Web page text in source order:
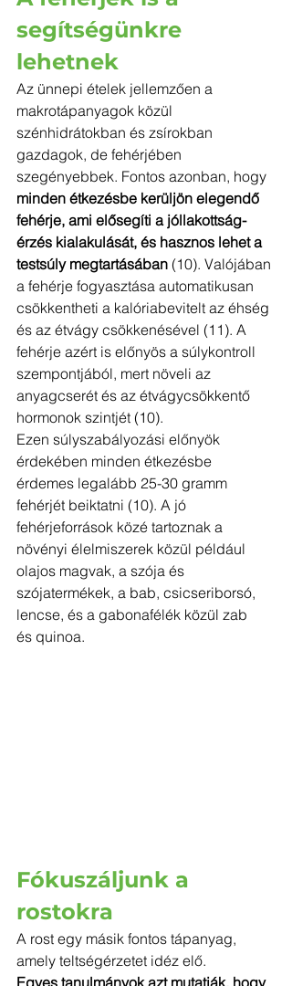
segítségünkre
lehetnek
Az ünnepi ételek jellemzően a
makrotápanyagok közül
szénhidrátokban és zsírokban
gazdagok, de fehérjében
szegényebbek. Fontos azonban, hogy
minden étkezésbe kerüljön elegendő
fehérje, ami elősegíti a jóllakottság-
érzés kialakulását, és hasznos lehet a
testsúly megtartásában (10). Valójában
a fehérje fogyasztása automatikusan
csökkentheti a kalóriabevitelt az éhség
és az étvágy csökkenésével (11). A
fehérje azért is előnyös a súlykontroll
szempontjából, mert növeli az
anyagcserét és az étvágycsökkentő
hormonok szintjét (10).
Ezen súlyszabályozási előnyök
érdekében minden étkezésbe
érdemes legalább 25-30 gramm
fehérjét beiktatni (10). A jó
fehérjeforrások közé tartoznak a
növényi élelmiszerek közül például
olajos magvak, a szója és
szójatermékek, a bab, csicseriborsó,
lencse, és a gabonafélék közül zab
és quinoa.
Fókuszáljunk a
rostokra
A rost egy másik fontos tápanyag,
amely teltségérzetet idéz elő.
Egyes tanulmányok azt mutatják, hogy